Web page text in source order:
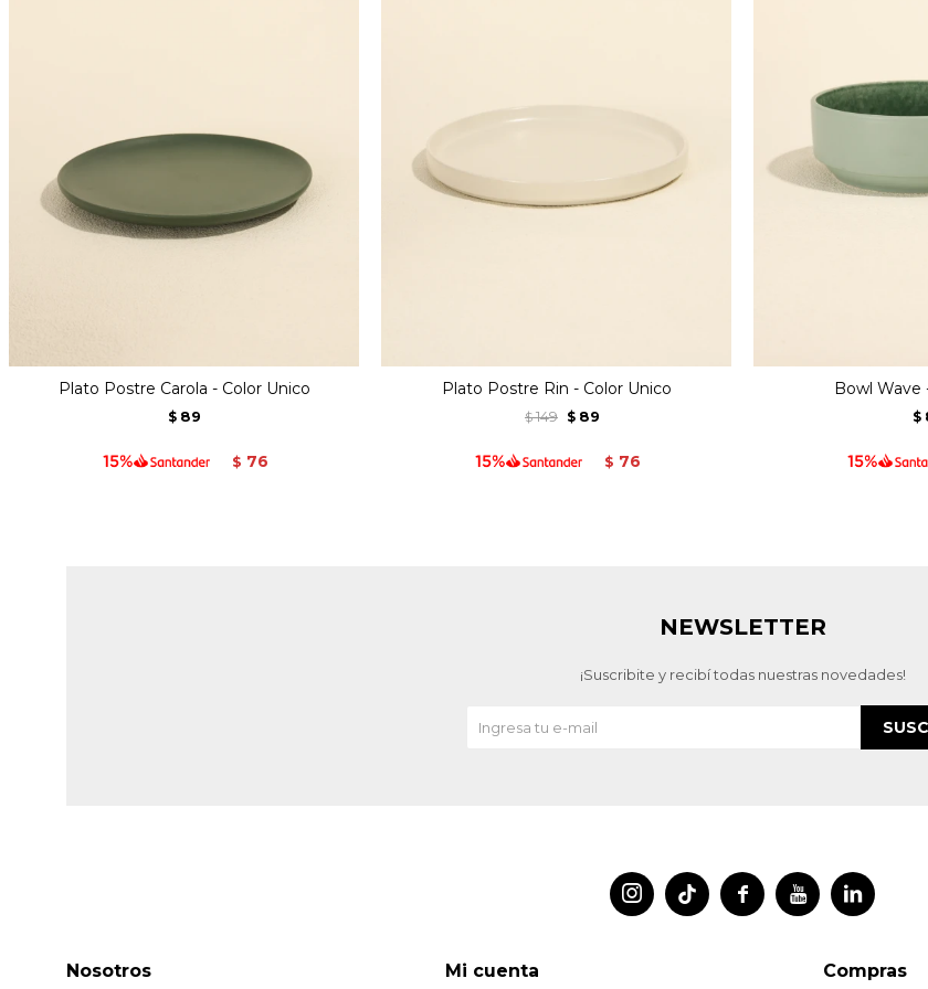
Plato Postre Carola - Color Unico
$ 89
$ 76
Plato Postre Rin - Color Unico
$ 149 $ 89
$ 76
Bowl Wave
$
 
 
Nosotros Compras
Mi cuenta
NEWSLETTER
¡Suscribite y recibí todas nuestras novedades!